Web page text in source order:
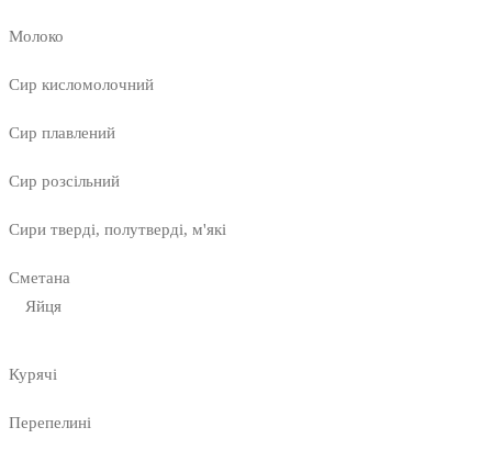
Молоко
Сир кисломолочний
Сир плавлений
Сир розсільний
Сири тверді, полутверді, м'які
Сметана
Яйця
Курячі
Перепелині